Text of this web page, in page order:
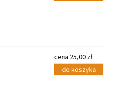
cena 25,00 zł
do koszyka